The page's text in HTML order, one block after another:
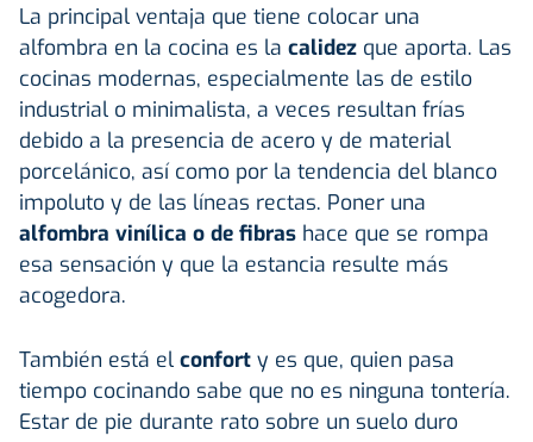
La principal ventaja que tiene colocar una
alfombra en la cocina es la calidez que aporta. Las
cocinas modernas, especialmente las de estilo
industrial o minimalista, a veces resultan frías
debido a la presencia de acero y de material
porcelánico, así como por la tendencia del blanco
impoluto y de las líneas rectas. Poner una
alfombra vinílica o de fibras hace que se rompa
esa sensación y que la estancia resulte más
acogedora.
También está el confort y es que, quien pasa
tiempo cocinando sabe que no es ninguna tontería.
Estar de pie durante rato sobre un suelo duro